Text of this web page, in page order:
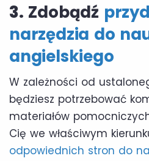
3. Zdobądź
narzędzia do
angielskiego
W zależności od
będziesz potrzebować
materiałów
Cię we właściwym
odpowiednich stron do